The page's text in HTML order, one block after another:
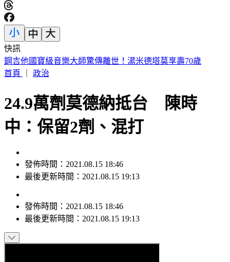
快訊
網購別再亂丟！環保局示警「9包裝」禁回收 6000元慘噴飛
首頁
政治
24.9萬劑莫德納抵台 陳時
中：保留2劑、混打
發佈時間：2021.08.15 18:46
最後更新時間：2021.08.15 19:13
發佈時間： 2021.08.15 18:46
最後更新時間： 2021.08.15 19:13